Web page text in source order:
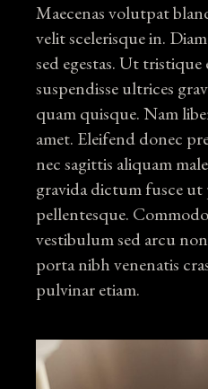
Maecenas volutpat
velit scelerisque in.
sed egestas. Ut tristique
suspendisse ultrices
quam quisque. Nam
amet. Eleifend donec
nec sagittis aliquam
gravida dictum fusce
pellentesque.
vestibulum sed arcu
porta nibh venenatis
pulvinar etiam.